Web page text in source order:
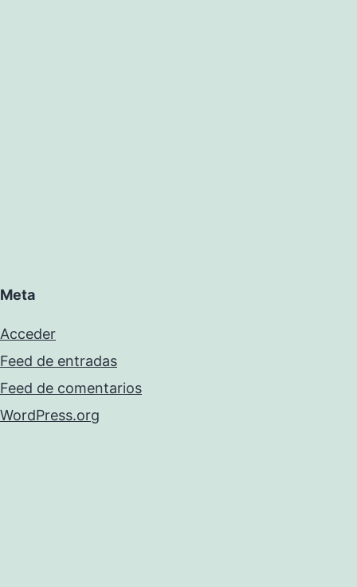
Meta
Acceder
Feed de entradas
Feed de comentarios
WordPress.org